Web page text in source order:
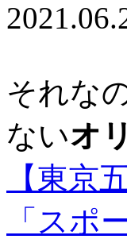
それな
ないオ
【東京
「スポ